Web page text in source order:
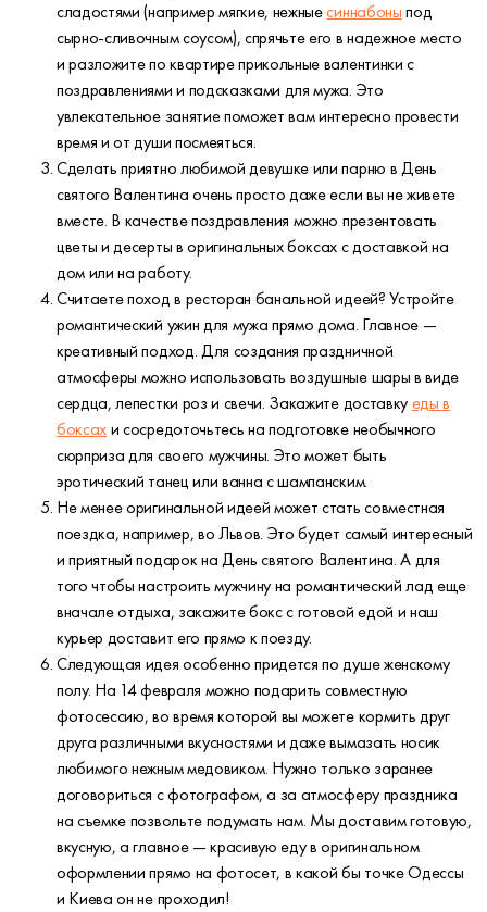
сладостями (например мягкие, нежныесиннабоны под
сырно-сливочным соусом), спрячьте его в надежное место
и разложите по квартире прикольные валентинки с
поздравлениями и подсказками для мужа. Это
увлекательное занятие поможет вам интересно провести
время и от души посмеяться.
Сделать приятно любимой девушке или парню в День
святого Валентина очень просто даже если вы не живете
вместе. В качестве поздравления можно презентовать
цветы и десерты в оригинальных боксах с доставкой на
дом или на работу.
Считаете поход в ресторан банальной идеей? Устройте
романтический ужин для мужа прямо дома. Главное —
креативный подход. Для создания праздничной
атмосферы можно использовать воздушные шары в виде
сердца, лепестки роз и свечи. Закажите доставку еды в
боксах и сосредоточьтесь на подготовке необычного
сюрприза для своего мужчины. Это может быть
эротический танец или ванна с шампанским.
Не менее оригинальной идеей может стать совместная
поездка, например, во Львов. Это будет самый интересный
и приятный подарок на День святого Валентина. А для
того чтобы настроить мужчину на романтический лад еще
вначале отдыха, закажите бокс с готовой едой и наш
курьер доставит его прямо к поезду.
Следующая идея особенно придется по душе женскому
полу. На 14 февраля можно подарить совместную
фотосессию, во время которой вы можете кормить друг
друга различными вкусностями и даже вымазать носик
любимого нежным медовиком. Нужно только заранее
договориться с фотографом, а за атмосферу праздника
на съемке позвольте подумать нам. Мы доставим готовую,
вкусную, а главное — красивую еду в оригинальном
оформлении прямо на фотосет, в какой бы точке Одессы
и Киева он не проходил!